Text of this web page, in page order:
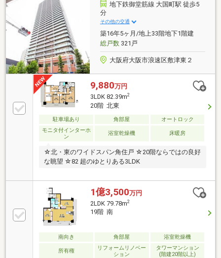
地下鉄御堂筋線 大国町駅 徒歩5
分
その他の交通
築16年5ヶ月/地上33階地下1階建
総戸数321戸
大阪府大阪市浪速区敷津東２
9,880万円
3LDK 82.39m2
20階 北東
駐車場あり 角部屋
オートロック
モニタ付インターホ
ン
浴室乾燥機 床暖房
☆北・東のワイドスパン角住戸 ☆20階ならではの良好
な眺望 ☆82 超のゆとりある3LDK
1億3,500万円
2LDK 79.78m2
19階 南
南向き 角部屋 浴室乾燥機
所有権
リフォームリノベー
ション
タワーマンション
(階建20階以上)